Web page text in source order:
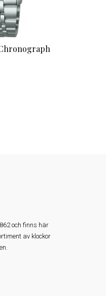
och finns här
av klockor